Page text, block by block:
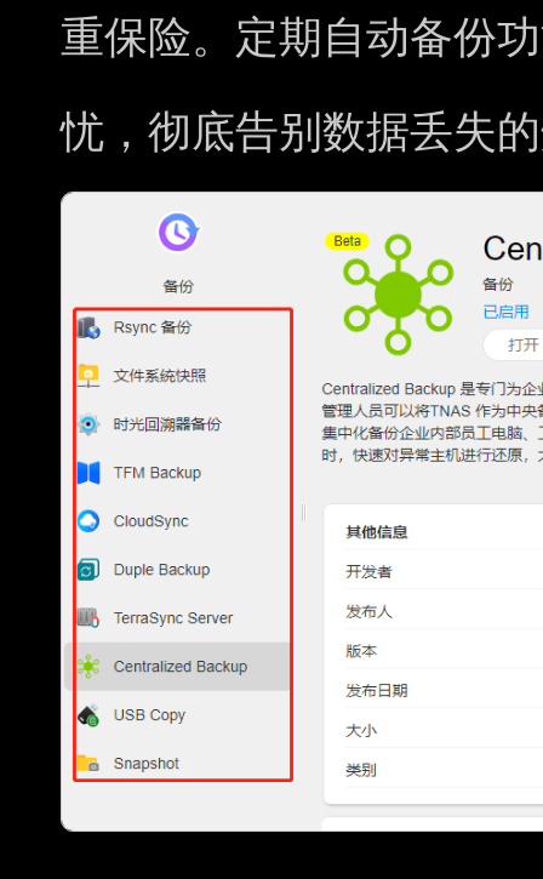
重保险。定期自动备份
忧，彻底告别数据丢失